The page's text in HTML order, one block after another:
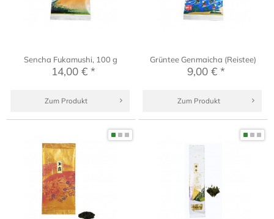
Sencha Fukamushi, 100 g
14,00 € *
Zum Produkt
Grüntee Genmaicha (Reistee)
9,00 € *
Zum Produkt